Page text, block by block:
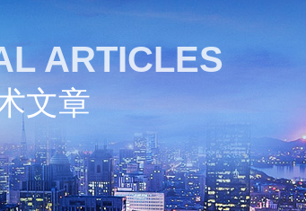
ARTICLES
文章